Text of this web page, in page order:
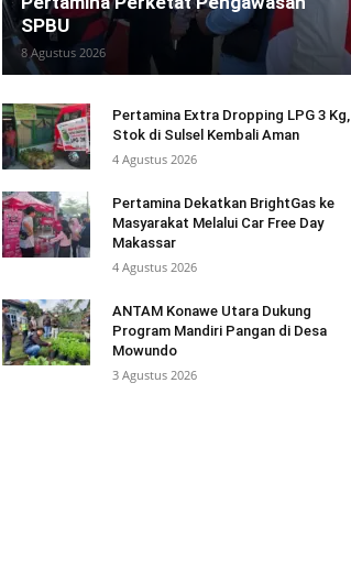
SPBU
8 Agustus 2026
Pertamina Extra Dropping LPG 3 Kg,
Stok di Sulsel Kembali Aman
4 Agustus 2026
Pertamina Dekatkan BrightGas ke
Masyarakat Melalui Car Free Day
Makassar
4 Agustus 2026
ANTAM Konawe Utara Dukung
Program Mandiri Pangan di Desa
Mowundo
3 Agustus 2026